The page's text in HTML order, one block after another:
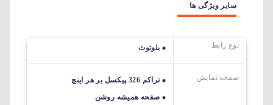
سایر ویژگی ها
نوع رابط بلوتوث
صفحه نمایش
تراکم 326 پیکسل بر هر اینچ
صفحه همیشه روشن